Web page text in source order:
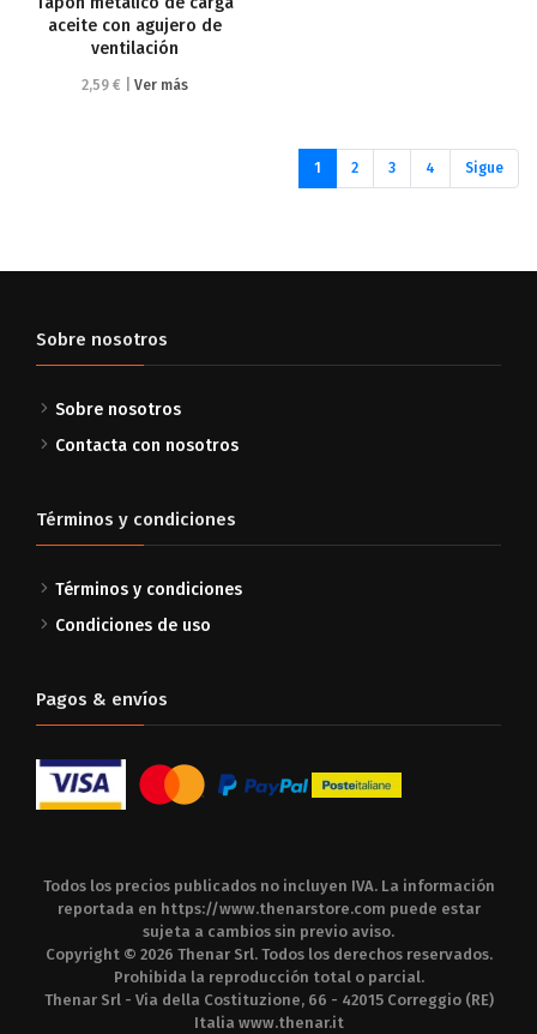
aceite con agujero de
ventilación
2,59 € | Ver más
1 (current)
2 3 4 Sigue
Sobre nosotros
Sobre nosotros
Contacta con nosotros
Términos y condiciones
Términos y condiciones
Condiciones de uso
Pagos & envíos
Todos los precios publicados no incluyen IVA. La información
reportada en https://www.thenarstore.com puede estar
sujeta a cambios sin previo aviso.
Copyright © 2026 Thenar Srl. Todos los derechos reservados.
Prohibida la reproducción total o parcial.
Thenar Srl - Via della Costituzione, 66 - 42015 Correggio (RE)
Italia www.thenar.it